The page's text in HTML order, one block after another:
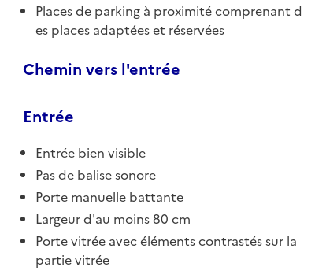
Places de parking à proximité comprenant d
es places adaptées et réservées
Chemin vers l'entrée
Entrée
Entrée bien visible
Pas de balise sonore
Porte manuelle battante
Largeur d'au moins 80 cm
Porte vitrée avec éléments contrastés sur la
partie vitrée